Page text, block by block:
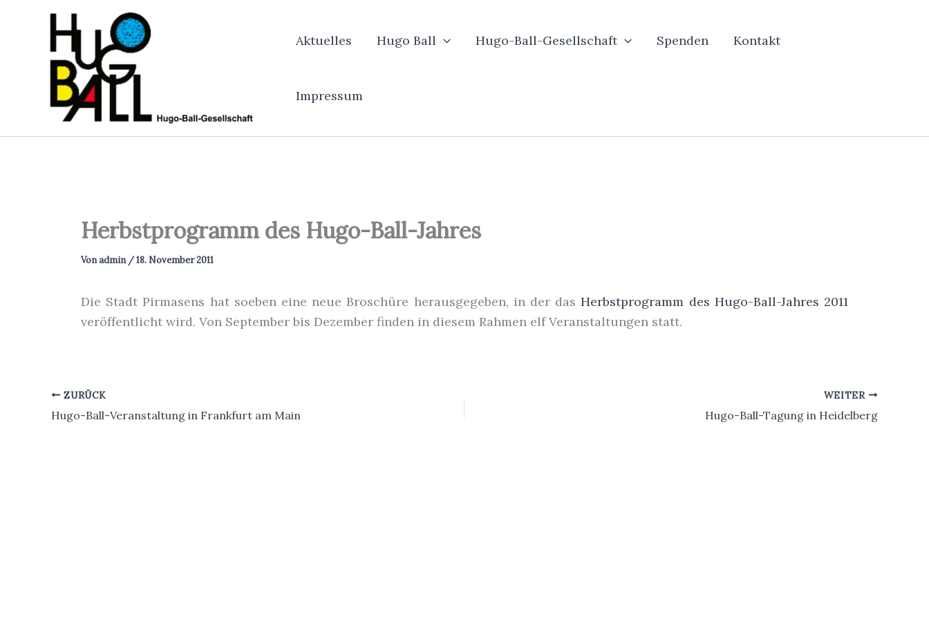
springen
Aktuelles Hugo Ball Hugo-Ball-Gesellschaft Spenden Kontakt
Impressum
Herbstprogramm des Hugo-Ball-Jahres
Vonadmin /18. November 2011
Die Stadt Pirmasens hat soeben eine neue Broschüre herausgegeben, in der dasHerbstprogramm des Hugo-Ball-Jahres 2011
veröffentlicht wird. Von September bis Dezember finden in diesem Rahmen elf Veranstaltungen statt.
ZURÜCK
Hugo-Ball-Veranstaltung in Frankfurt am Main
WEITER
Hugo-Ball-Tagung in Heidelberg